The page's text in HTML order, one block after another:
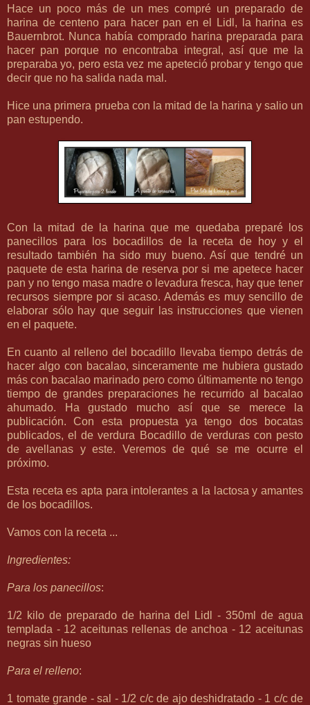
Hace un poco más de un mes compré un preparado de
harina de centeno para hacer pan en el Lidl, la harina es
Bauernbrot. Nunca había comprado harina preparada para
hacer pan porque no encontraba integral, así que me la
preparaba yo, pero esta vez me apeteció probar y tengo que
decir que no ha salida nada mal.
Hice una primera prueba con la mitad de la harina y salio un
pan estupendo.
Con la mitad de la harina que me quedaba preparé los
panecillos para los bocadillos de la receta de hoy y el
resultado también ha sido muy bueno. Así que tendré un
paquete de esta harina de reserva por si me apetece hacer
pan y no tengo masa madre o levadura fresca, hay que tener
recursos siempre por si acaso. Además es muy sencillo de
elaborar sólo hay que seguir las instrucciones que vienen
en el paquete.
En cuanto al relleno del bocadillo llevaba tiempo detrás de
hacer algo con bacalao, sinceramente me hubiera gustado
más con bacalao marinado pero como últimamente no tengo
tiempo de grandes preparaciones he recurrido al bacalao
ahumado. Ha gustado mucho así que se merece la
publicación. Con esta propuesta ya tengo dos bocatas
publicados, el de verdura Bocadillo de verduras con pesto
de avellanas y este. Veremos de qué se me ocurre el
próximo.
Esta receta es apta para intolerantes a la lactosa y amantes
de los bocadillos.
Vamos con la receta ...
Ingredientes:
Para los panecillos:
1/2 kilo de preparado de harina del Lidl - 350ml de agua
templada - 12 aceitunas rellenas de anchoa - 12 aceitunas
negras sin hueso
Para el relleno:
1 tomate grande - sal - 1/2 c/c de ajo deshidratado - 1 c/c de